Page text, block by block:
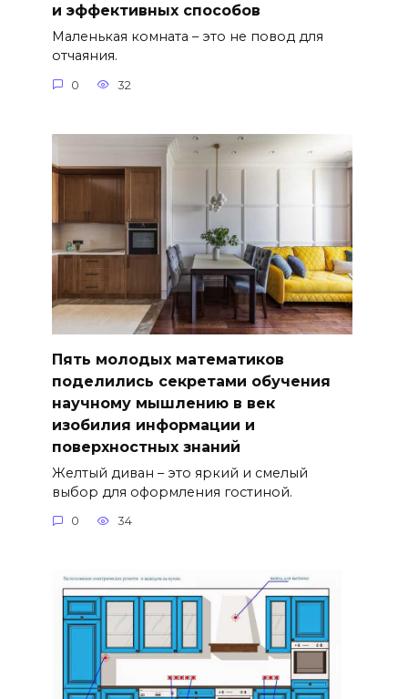
и эффективных способов
Маленькая комната – это не повод для
отчаяния.
0 32
Пять молодых математиков
поделились секретами обучения
научному мышлению в век
изобилия информации и
поверхностных знаний
Желтый диван – это яркий и смелый
выбор для оформления гостиной.
0 34